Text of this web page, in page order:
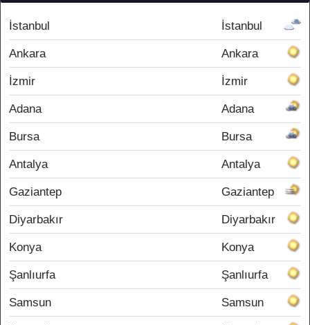
İstanbul İstanbul
Ankara Ankara
İzmir İzmir
Adana Adana
Bursa Bursa
Antalya Antalya
Gaziantep Gaziantep
Diyarbakır Diyarbakır
Konya Konya
Şanlıurfa Şanlıurfa
Samsun Samsun